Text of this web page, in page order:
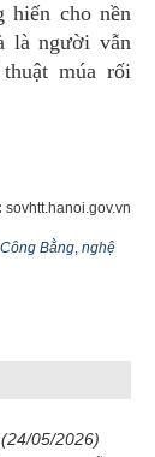
hiến cho nền
là người vẫn
múa rối
sovhtt.hanoi.gov.vn
Bằng, nghệ
(24/05/2026)